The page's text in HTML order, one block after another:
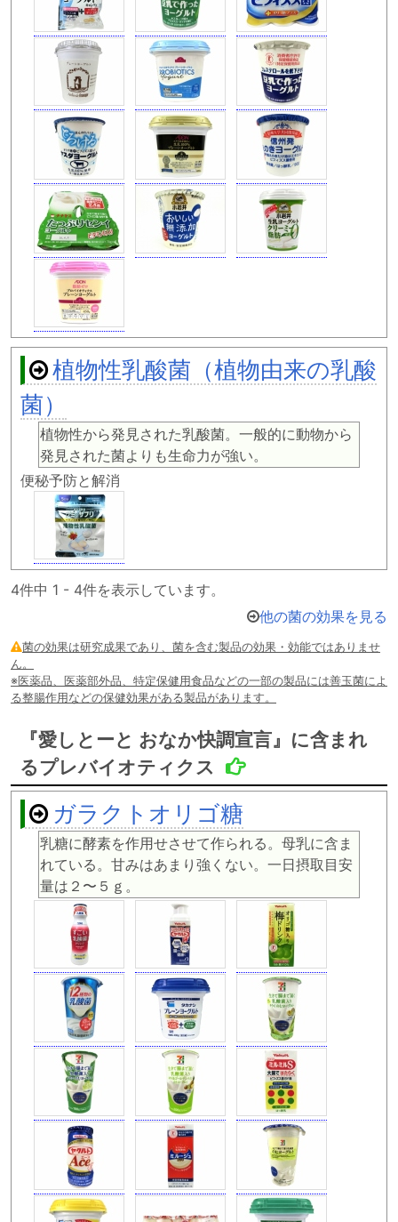
植物性乳酸菌（植物由来の乳酸
菌）
植物性から発見された乳酸菌。一般的に動物から
発見された菌よりも生命力が強い。
便秘予防と解消
4件中 1 - 4件を表示しています。
他の菌の効果を見る
菌の効果は研究成果であり、菌を含む製品の効果・効能ではありませ
ん。
※医薬品、医薬部外品、特定保健用食品などの一部の製品には善玉菌によ
る整腸作用などの保健効果がある製品があります。
『愛しとーと おなか快調宣言』に含まれ
るプレバイオティクス
ガラクトオリゴ糖
乳糖に酵素を作用せさせて作られる。母乳に含ま
れている。甘みはあまり強くない。一日摂取目安
量は２〜５ｇ。